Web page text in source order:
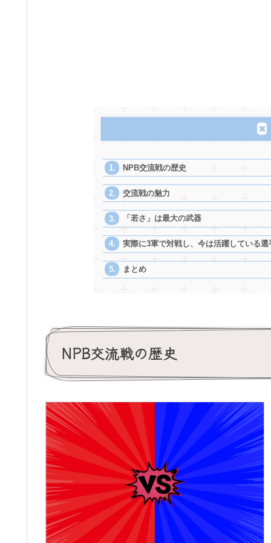
NPB交流戦の歴史
交流戦の魅力
「若さ」は最大の武器
実際に3軍で対戦し、今は活躍している選
まとめ
NPB交流戦の歴史